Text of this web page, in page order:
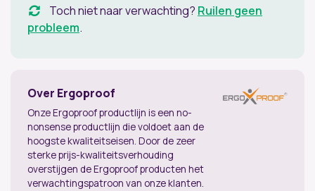
Toch niet naar verwachting? Ruilen geen
probleem.
Over Ergoproof
Onze Ergoproof productlijn is een no-
nonsense productlijn die voldoet aan de
hoogste kwaliteitseisen. Door de zeer
sterke prijs-kwaliteitsverhouding
overstijgen de Ergoproof producten het
verwachtingspatroon van onze klanten.